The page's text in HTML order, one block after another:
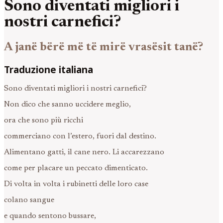
Sono diventati migliori i
nostri carnefici?
A janë bërë më të mirë vrasësit tanë?
Traduzione italiana
Sono diventati migliori i nostri carnefici?
Non dico che sanno uccidere meglio,
ora che sono più ricchi
commerciano con l’estero, fuori dal destino.
Alimentano gatti, il cane nero. Li accarezzano
come per placare un peccato dimenticato.
Di volta in volta i rubinetti delle loro case
colano sangue
e quando sentono bussare,